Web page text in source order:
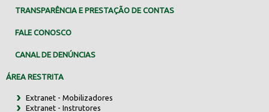
TRANSPARÊNCIA E PRESTAÇÃO DE CONTAS
FALE CONOSCO
CANAL DE DENÚNCIAS
ÁREA RESTRITA
Extranet - Mobilizadores
Extranet - Instrutores